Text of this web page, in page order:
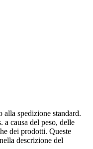
spedizione standard.
a causa del peso, delle
dei prodotti. Queste
descrizione del